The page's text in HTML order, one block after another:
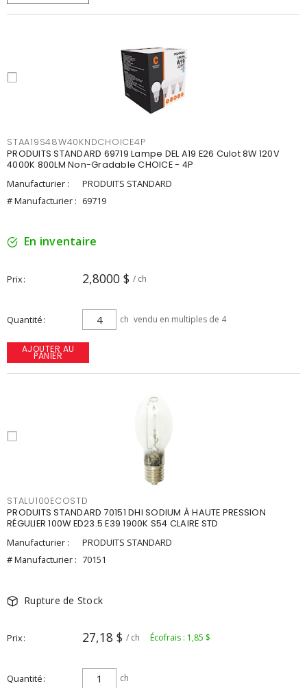
STAA19S48W40KNDCHOICE4P
PRODUITS STANDARD 69719 Lampe DEL A19 E26 Culot 8W 120V
4000K 800LM Non-Gradable CHOICE - 4P
Manufacturier :
PRODUITS STANDARD
# Manufacturier : 69719
En inventaire
Prix 2,8000 $ / ch
Quantité ch vendu en multiples de 4
AJOUTER AU
PANIER
STALU100ECOSTD
PRODUITS STANDARD 70151 DHI SODIUM À HAUTE PRESSION
RÉGULIER 100W ED23.5 E39 1900K S54 CLAIRE STD
Manufacturier :
PRODUITS STANDARD
# Manufacturier : 70151
Rupture de Stock
Prix 27,18 $ / ch Écofrais : 1,85 $
Quantité ch